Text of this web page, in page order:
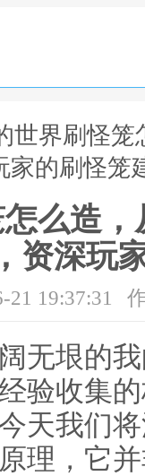
世界刷怪
家的刷怪笼
么造
资深玩
21 19:37:31
无垠的
验收集
天我们
理，它